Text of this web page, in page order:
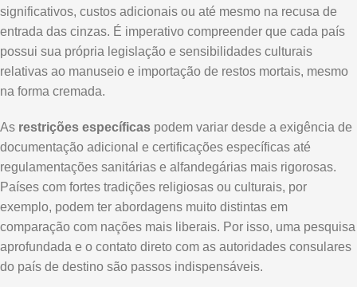
significativos, custos adicionais ou até mesmo na recusa de
entrada das cinzas. É imperativo compreender que cada país
possui sua própria legislação e sensibilidades culturais
relativas ao manuseio e importação de restos mortais, mesmo
na forma cremada.
As restrições específicas podem variar desde a exigência de
documentação adicional e certificações específicas até
regulamentações sanitárias e alfandegárias mais rigorosas.
Países com fortes tradições religiosas ou culturais, por
exemplo, podem ter abordagens muito distintas em
comparação com nações mais liberais. Por isso, uma pesquisa
aprofundada e o contato direto com as autoridades consulares
do país de destino são passos indispensáveis.